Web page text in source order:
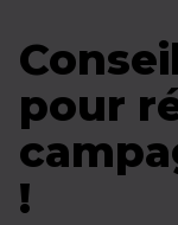
pour
!